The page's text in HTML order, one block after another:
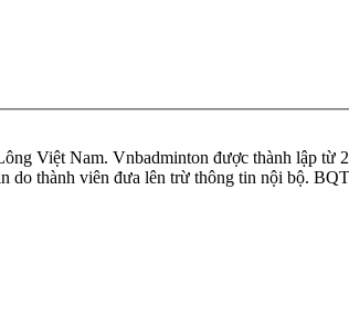
Việt Nam. Vnbadminton được thành lập từ
do thành viên đưa lên trừ thông tin nội bộ.